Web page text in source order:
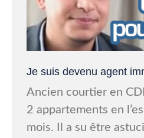
Je suis devenu agent
Ancien courtier en
2 appartements en
mois. Il a su être